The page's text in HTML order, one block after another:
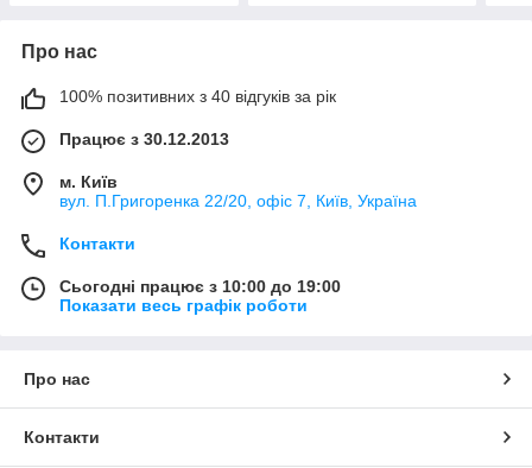
Про нас
100% позитивних з 40 відгуків за рік
Працює з 30.12.2013
м. Київ
вул. П.Григоренка 22/20, офіс 7, Київ, Україна
Контакти
Сьогодні працює з 10:00 до 19:00
Показати весь графік роботи
Про нас
Контакти